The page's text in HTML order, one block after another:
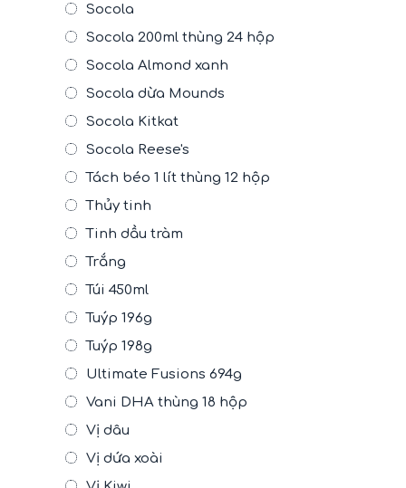
Socola
Socola 200ml thùng 24 hộp
Socola Almond xanh
Socola dừa Mounds
Socola Kitkat
Socola Reese's
Tách béo 1 lít thùng 12 hộp
Thủy tinh
Tinh dầu tràm
Trắng
Túi 450ml
Tuýp 196g
Tuýp 198g
Ultimate Fusions 694g
Vani DHA thùng 18 hộp
Vị dâu
Vị dứa xoài